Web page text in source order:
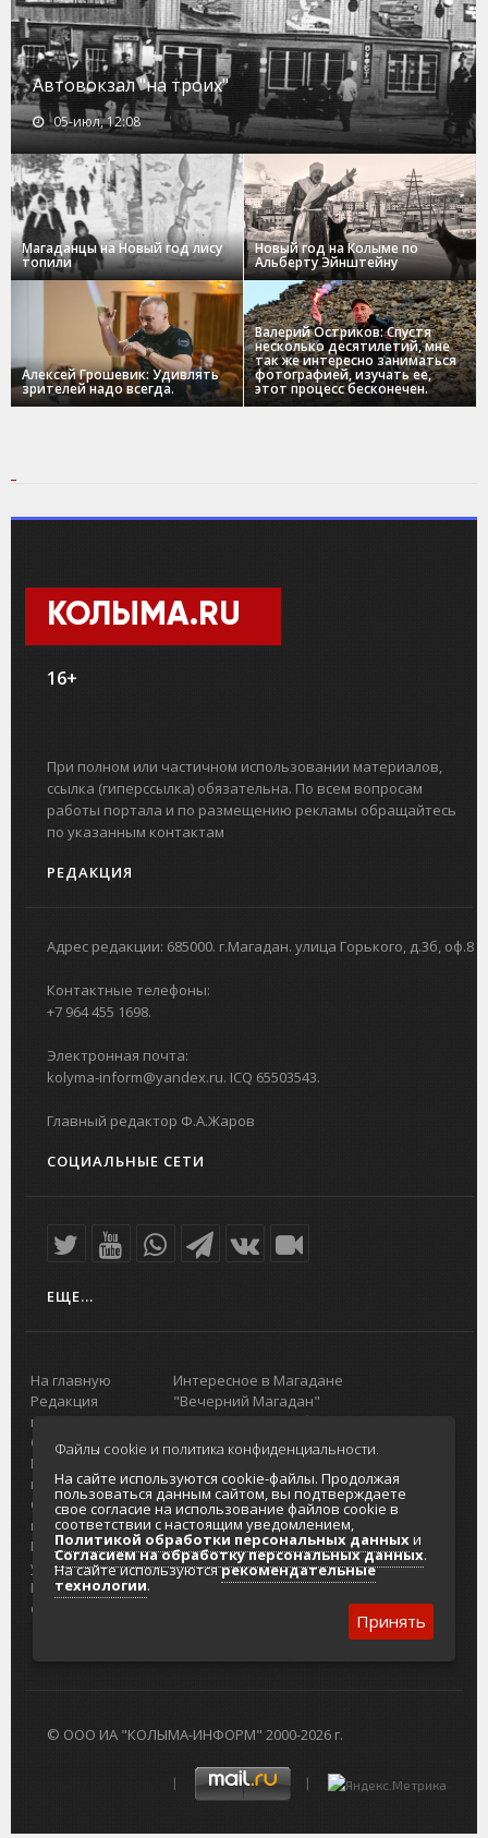
Автовокзал "на троих"
05-июл, 12:08
Магаданцы на Новый год лису
топили
Новый год на Колыме по
Альберту Эйнштейну
Алексей Грошевик: Удивлять
зрителей надо всегда.
Валерий Остриков: Спустя
несколько десятилетий, мне
так же интересно заниматься
фотографией, изучать ее,
этот процесс бесконечен.
КОЛЫМА.RU
16+
При полном или частичном использовании материалов,
ссылка (гиперссылка) обязательна. По всем вопросам
работы портала и по размещению рекламы обращайтесь
по указанным контактам
РЕДАКЦИЯ
Адрес редакции: 685000. г.Магадан. улица Горького, д.3б, оф.8
Контактные телефоны:
+7 964 455 1698.
Электронная почта:
kolyma-inform@yandex.ru. ICQ 65503543.
Главный редактор Ф.А.Жаров
СОЦИАЛЬНЫЕ СЕТИ
ЕЩЕ...
На главную
Редакция
портала
О проекте
Реклама на
портале
Отзывы и
предложения
Интернет-
услуги
Разработка
сайтов
Интересное в Магадане
"Вечерний Магадан"
Городская доска объявлений
Реклама
Главный туристический портал
Колымы
Политика в отношении обработки
персональных данных
Согласие на обработку персональных
данных
© ООО ИА "КОЛЫМА-ИНФОРМ" 2000-2026 г.
Файлы cookie и политика конфиденциальности.
На сайте используются cookie-файлы. Продолжая
пользоваться данным сайтом, вы подтверждаете
свое согласие на использование файлов cookie в
соответствии с настоящим уведомлением,
Политикой обработки персональных данныхи
Согласием на обработку персональных данных.
На сайте используютсярекомендательные
технологии.
Принять